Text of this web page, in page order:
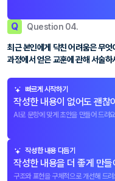
Q Question 04.
최근 본인에게 닥친 어려움은 무
과정에서 얻은 교훈에 관해 서술하
빠르게 시작하기
작성한 내용이 없어도 괜찮
AI로 문항에 맞게 초안을 만들어 드려
작성한 내용 다듬기
작성한 내용을 더 좋게 만들
구조와 표현을 구체적으로 개선해 드려